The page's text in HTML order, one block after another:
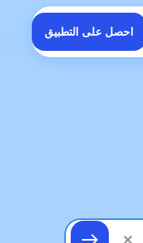
احصل على التطبيق